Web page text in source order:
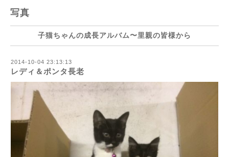
写真
子猫ちゃんの成長アルバム〜里親の皆様から
2014-10-04 23:13:13
レディ＆ポンタ長老